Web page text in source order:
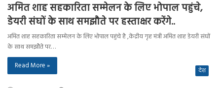
अमित शाह सहकारिता सम्मेलन के लिए भोपाल पहुंचे,
डेयरी संघों के साथ समझौते पर हस्ताक्षर करेंगे..
अमित शाह सहकारिता सम्मेलन के लिए भोपाल पहुंचे है ,केंद्रीय गृह मंत्री अमित शाह डेयरी संघों
के साथ समझौते पर…
Read More »
देश